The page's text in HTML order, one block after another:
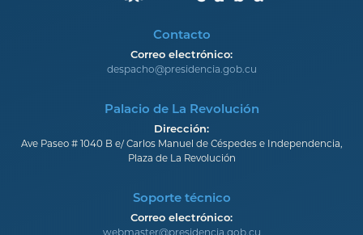
Contacto
Correo electrónico:
despacho@presidencia.gob.cu
Palacio de La Revolución
Dirección:
Ave Paseo # 1040 B e/ Carlos Manuel de Céspedes e Independencia,
Plaza de La Revolución
Soporte técnico
Correo electrónico:
webmaster@presidencia.gob.cu